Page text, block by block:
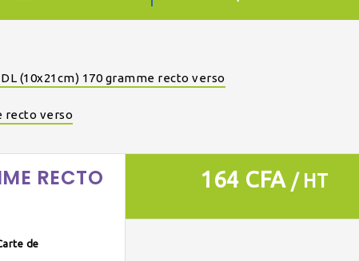
(10x21cm) 170 gramme recto verso
recto verso
RECTO
de
164 CFA / HT